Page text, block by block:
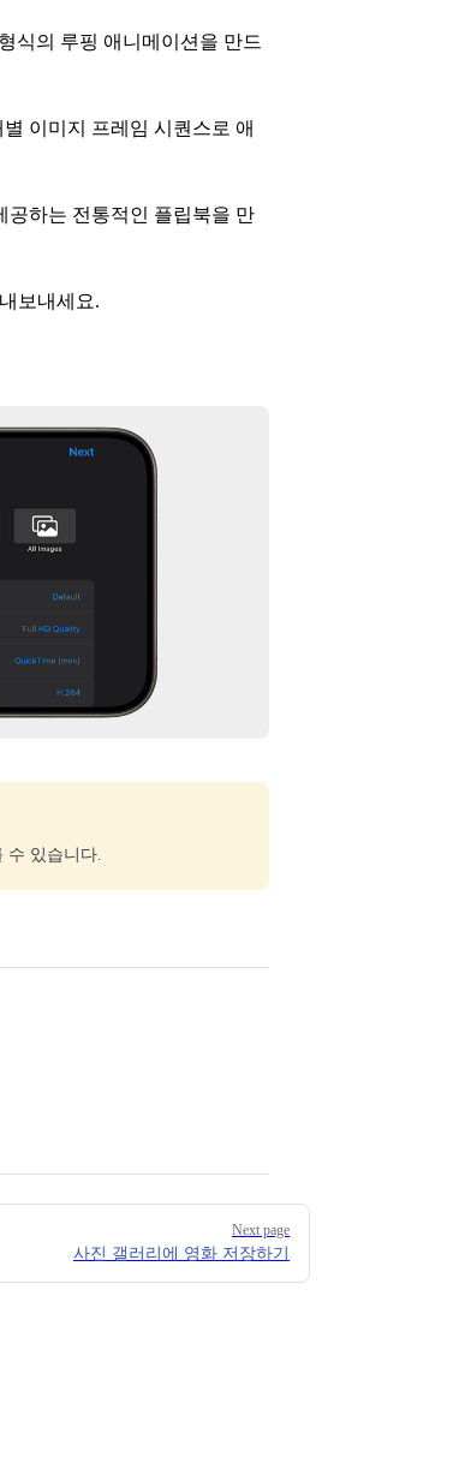
식의 루핑 애니메이션을 만드
이미지 프레임 시퀀스로 애
공하는 전통적인 플립북을 만
보내세요.
있습니다.
Next page
사진 갤러리에 영화 저장하기